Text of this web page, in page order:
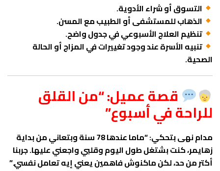
التسوق أو شراء الأدوية.
الذهاب للمستشفى أو الطبيب مع المسن.
تنظيم العلاج الأسبوعي في جدول واضح.
تنبيه الأسرة عند وجود تغييرات في المزاج أو الحالة
الصحية.
قصة عميل: “من القلق
للراحة في أسبوع”
مدام نهى بتحكي: “ماما عندها 78 سنة وبتعاني من بداية
زهايمر، كنت بشتغل طول اليوم وقلبي واجعني عليها. جربنا
أكتر من حد، لكن ماكنوش فاهمين يعني إيه تعامل نفسي.”